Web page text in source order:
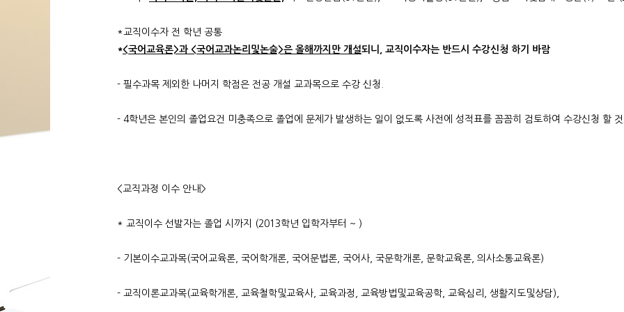
*교직이수자 전 학년 공통
*<국어교육론>과 <국어교과논리및논술>은 올해까지만 개설되니, 교직이수자는 반드시 수강신청 하기 바람
- 필수과목 제외한 나머지 학점은 전공 개설 교과목으로 수강 신청.
- 4학년은 본인의 졸업요건 미충족으로 졸업에 문제가 발생하는 일이 없도록 사전에 성적표를 꼼꼼히 검토하여 수강신청 할
<교직과정 이수 안내>
* 교직이수 선발자는 졸업 시까지 (2013학년 입학자부터 ~ )
- 기본이수교과목(국어교육론, 국어학개론, 국어문법론, 국어사, 국문학개론, 문학교육론, 의사소통교육론)
- 교직이론교과목(교육학개론, 교육철학및교육사, 교육과정, 교육방법및교육공학, 교육심리, 생활지도및상담),